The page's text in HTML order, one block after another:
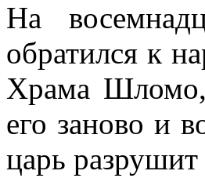
На
обратился к
Храма Шломо,
его заново и
царь